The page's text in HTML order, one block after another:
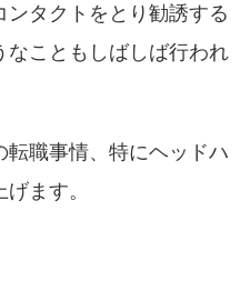
タクトをとり勧誘する
こともしばしば行われ
職事情、特にヘッドハ
ます。